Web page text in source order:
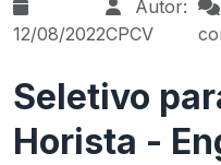
12/08/2022
Autor:
CPCV
Seletivo
Horista -